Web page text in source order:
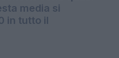
media si
in tutto il